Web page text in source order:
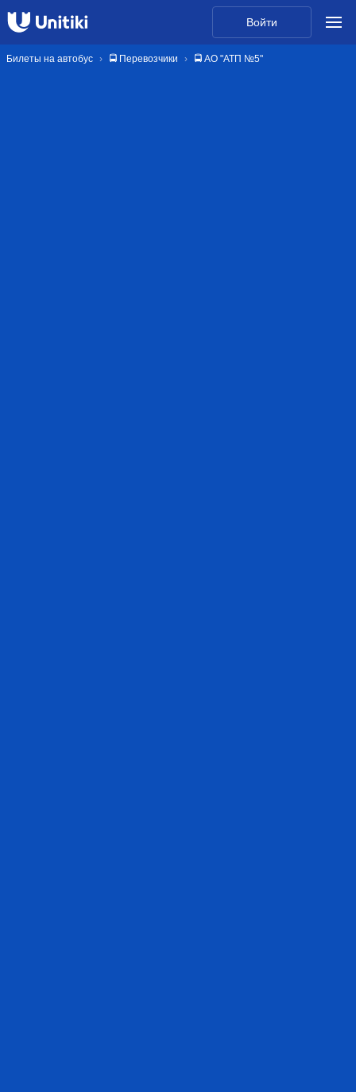
Войти
Билеты на автобус 🚍 Перевозчики 🚍 АО "АТП №5"